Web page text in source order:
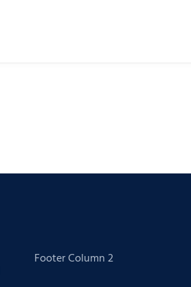
Footer Column 2